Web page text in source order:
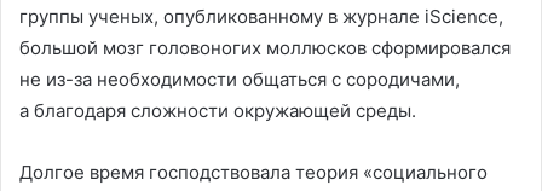
группы ученых, опубликованному в журнале iScience,
большой мозг головоногих моллюсков сформировался
не из-за необходимости общаться с сородичами,
а благодаря сложности окружающей среды.
Долгое время господствовала теория «социального